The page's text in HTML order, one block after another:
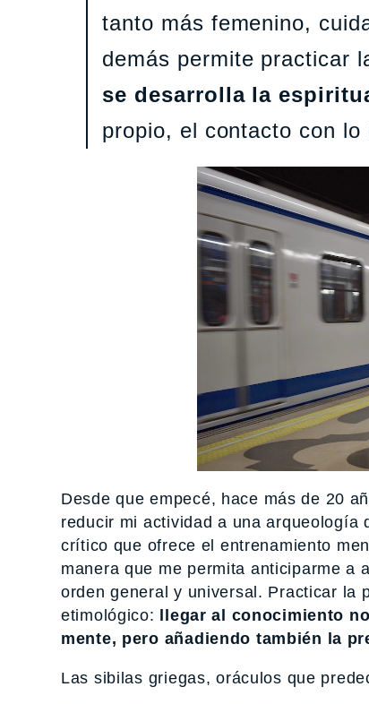
tanto más femenino,
demás permite practicar
se desarrolla la
propio, el contacto con lo
Desde que empecé, hace más de 20
reducir mi actividad a una arqueología
crítico que ofrece el entrenamiento
manera que me permita anticiparme a
orden general y universal. Practicar la
etimológico:
llegar al conocimiento
mente, pero añadiendo también la
Las sibilas griegas, oráculos que